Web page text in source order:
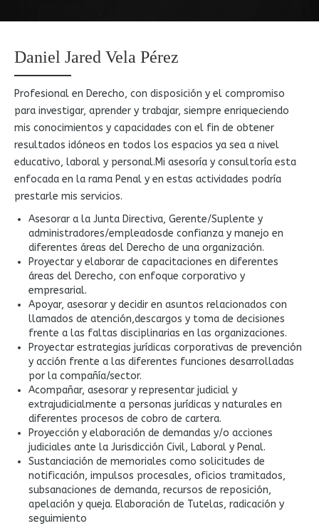
Daniel Jared Vela Pérez
Profesional en Derecho, con disposición y el compromiso
para investigar, aprender y trabajar, siempre enriqueciendo
mis conocimientos y capacidades con el fin de obtener
resultados idóneos en todos los espacios ya sea a nivel
educativo, laboral y personal.Mi asesoría y consultoría esta
enfocada en la rama Penal y en estas actividades podría
prestarle mis servicios.
Asesorar a la Junta Directiva, Gerente/Suplente y
administradores/empleadosde confianza y manejo en
diferentes áreas del Derecho de una organización.
Proyectar y elaborar de capacitaciones en diferentes
áreas del Derecho, con enfoque corporativo y
empresarial.
Apoyar, asesorar y decidir en asuntos relacionados con
llamados de atención,descargos y toma de decisiones
frente a las faltas disciplinarias en las organizaciones.
Proyectar estrategias jurídicas corporativas de prevención
y acción frente a las diferentes funciones desarrolladas
por la compañía/sector.
Acompañar, asesorar y representar judicial y
extrajudicialmente a personas jurídicas y naturales en
diferentes procesos de cobro de cartera.
Proyección y elaboración de demandas y/o acciones
judiciales ante la Jurisdicción Civil, Laboral y Penal.
Sustanciación de memoriales como solicitudes de
notificación, impulsos procesales, oficios tramitados,
subsanaciones de demanda, recursos de reposición,
apelación y queja. Elaboración de Tutelas, radicación y
seguimiento